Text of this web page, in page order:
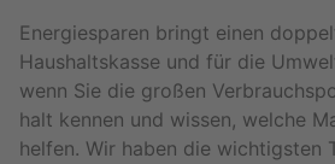
En­er­gie­spa­ren bringt einen
Haus­halts­kas­se und für die
wenn Sie die gro­ßen
halt ken­nen und wis­sen, wel­che
hel­fen. Wir haben die wich­tigs­ten